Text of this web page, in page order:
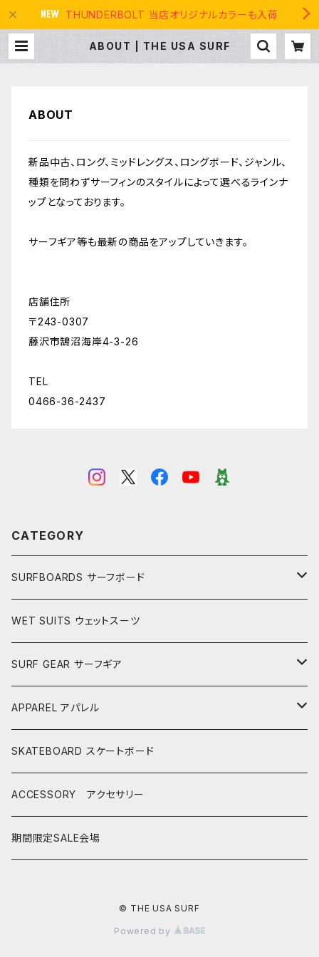
THUNDERBOLT 当店オリジナルカラーも入荷
ABOUT | THE USA SURF
ABOUT
新品中古、ロング、ミッドレングス、ロングボード、ジャンル、
種類を問わずサーフィンのスタイルによって選べるラインナ
ップとなっております。
サーフギア等も最新の商品をアップしていきます。
店舗住所
〒243-0307
藤沢市鵠沼海岸4-3-26
TEL
0466-36-2437
CATEGORY
SURFBOARDS サーフボード
LONGBOARDS ロングボード
AKIRA ISHIZUKA
CASH SURFBOARDS
HAWAIIAN PRO DESIGNS
SHORTBOARDS ショートボード
CASH SUFBOARDS
CEANO SURFBOARDS
MID LENGTH ミッドレングス
CASH SURFBOARDS
CEANO SURFBOARDS
USEDBOARDS 中古サーフボード
SOFTBOARDS ソフトボード
CATCH SURF
WET SUITS ウェットスーツ
SURF GEAR サーフギア
FIN
LEASH
DECKPAD
BOARD CASE
APPAREL アパレル
HURLEY
VISSLA
T-SHIRTS
SHOES
SKATEBOARD スケートボード
ACCESSORY アクセサリー
期間限定SALE会場
© THE USA SURF
Powered by